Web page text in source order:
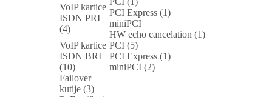
VoIP kartice
ISDN PRI
(4)
PCI Express (1)
miniPCI
HW echo cancelation (1)
VoIP kartice
ISDN BRI
(10)
PCI (5)
PCI Express (1)
miniPCI (2)
Failover
kutije (3)